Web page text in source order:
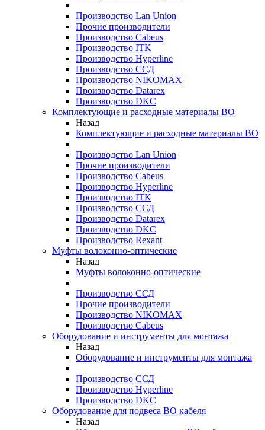
Производство Lan Union
Прочие производители
Производство Cabeus
Производство ITK
Производство Hyperline
Производство ССД
Производство NIKOMAX
Производство Datarex
Производство DKC
Комплектующие и расходные материалы ВО
Назад
Комплектующие и расходные материалы ВО
Производство Lan Union
Прочие производители
Производство Cabeus
Производство Hyperline
Производство ITK
Производство ССД
Производство Datarex
Производство DKC
Производство Rexant
Муфты волоконно-оптические
Назад
Муфты волоконно-оптические
Производство ССД
Прочие производители
Производство NIKOMAX
Производство Cabeus
Оборудование и инструменты для монтажа
Назад
Оборудование и инструменты для монтажа
Производство ССД
Производство Hyperline
Производство DKC
Оборудование для подвеса ВО кабеля
Назад